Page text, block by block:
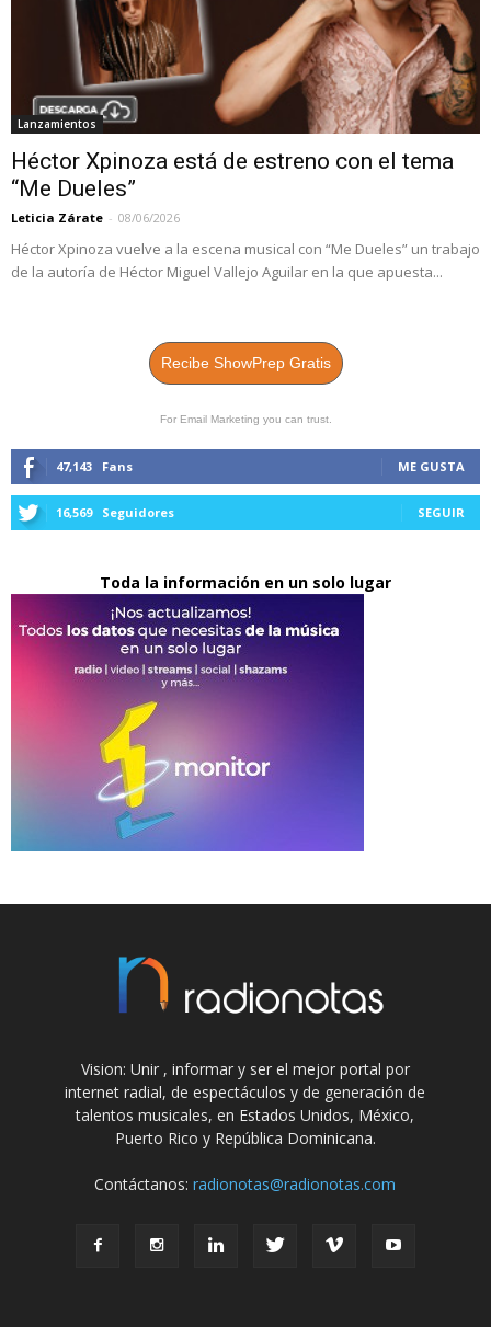
Lanzamientos
Héctor Xpinoza está de estreno con el tema
“Me Dueles”
Leticia Zárate - 08/06/2026
Héctor Xpinoza vuelve a la escena musical con “Me Dueles” un trabajo
de la autoría de Héctor Miguel Vallejo Aguilar en la que apuesta...
Recibe ShowPrep Gratis
For Email Marketing you can trust.
47,143 Fans ME GUSTA
16,569 Seguidores SEGUIR
Toda la información en un solo lugar
Vision: Unir , informar y ser el mejor portal por
internet radial, de espectáculos y de generación de
talentos musicales, en Estados Unidos, México,
Puerto Rico y República Dominicana.
Contáctanos:radionotas@radionotas.com